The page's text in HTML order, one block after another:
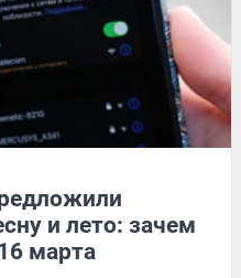
и лето: зачем
марта